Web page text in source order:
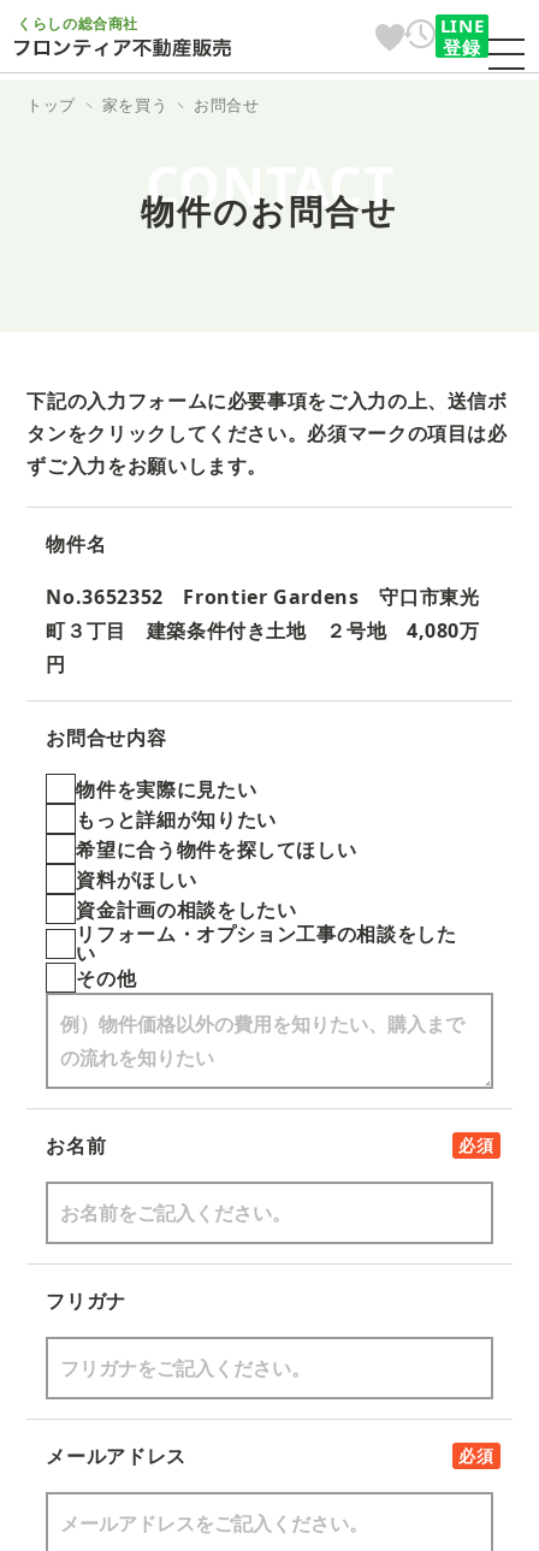
くらしの総合商社
LINE
登録
トップ 家を買う お問合せ
CONTACT
物件のお問合せ
下記の入力フォームに必要事項をご入力の上、送信ボ
タンをクリックしてください。 必須マークの項目は必
ずご入力をお願いします。
物件名
No.3652352 Frontier Gardens 守口市東光
町３丁目 建築条件付き土地 ２号地 4,080万
円
お問合せ内容
物件を実際に見たい
もっと詳細が知りたい
希望に合う物件を探してほしい
資料がほしい
資金計画の相談をしたい
リフォーム・オプション工事の相談をした
い
その他
お名前 必須
フリガナ
メールアドレス 必須